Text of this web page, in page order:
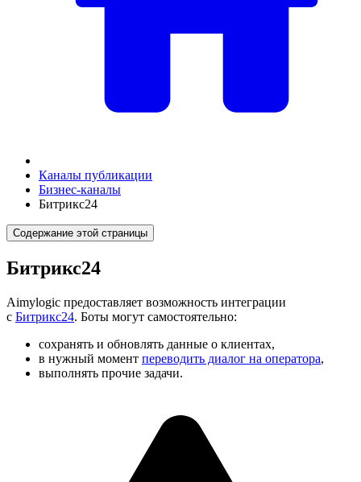
Каналы публикации
Бизнес-каналы
Битрикс24
Содержание этой страницы
Битрикс24
Aimylogic предоставляет возможность интеграции
с Битрикс24. Боты могут самостоятельно:
сохранять и обновлять данные о клиентах,
в нужный момент переводить диалог на оператора,
выполнять прочие задачи.